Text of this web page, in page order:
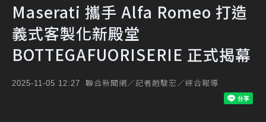
Maserati 攜手 Alfa Romeo 打造
義式客製化新殿堂
BOTTEGAFUORISERIE 正式揭幕
2025-11-05 12:27 聯合新聞網／記者趙駿宏／綜合報導